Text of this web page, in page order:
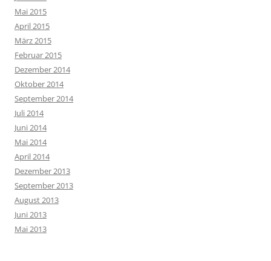
Mai 2015
April 2015
März 2015
Februar 2015
Dezember 2014
Oktober 2014
September 2014
Juli 2014
Juni 2014
Mai 2014
April 2014
Dezember 2013
September 2013
August 2013
Juni 2013
Mai 2013